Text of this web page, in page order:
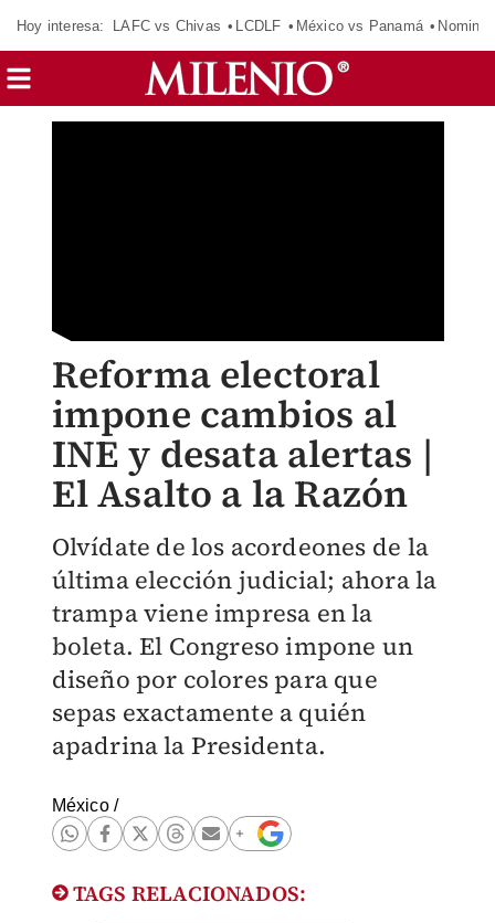
Hoy interesa: LAFC vs Chivas LCDLF México vs Panamá
Reforma electoral
impone cambios al
INE y desata alertas |
El Asalto a la Razón
Olvídate de los acordeones de la
última elección judicial; ahora la
trampa viene impresa en la
boleta. El Congreso impone un
diseño por colores para que
sepas exactamente a quién
apadrina la Presidenta.
México/
TAGS RELACIONADOS: